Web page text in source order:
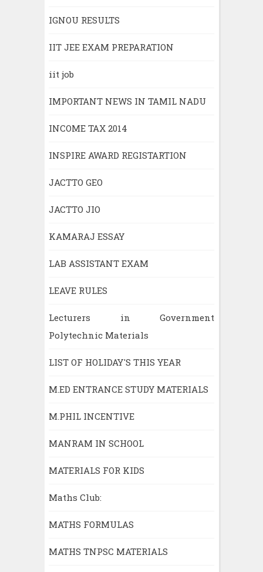
IGNOU RESULTS
IIT JEE EXAM PREPARATION
iit job
IMPORTANT NEWS IN TAMIL NADU
INCOME TAX 2014
INSPIRE AWARD REGISTARTION
JACTTO GEO
JACTTO JIO
KAMARAJ ESSAY
LAB ASSISTANT EXAM
LEAVE RULES
Lecturers in Government
Polytechnic Materials
LIST OF HOLIDAY'S THIS YEAR
M.ED ENTRANCE STUDY MATERIALS
M.PHIL INCENTIVE
MANRAM IN SCHOOL
MATERIALS FOR KIDS
Maths Club:
MATHS FORMULAS
MATHS TNPSC MATERIALS